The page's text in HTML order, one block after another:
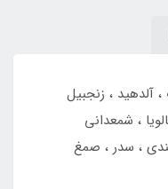
آلدهید ، زنجبیل
، شمعدانی
هندی ، سدر ، صمغ